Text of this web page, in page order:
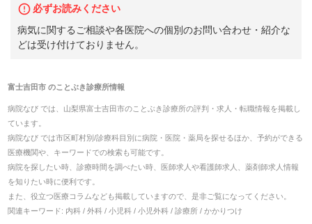
必ずお読みください
病気に関するご相談や各医院への個別のお問い合わせ・紹介な
どは受け付けておりません。
富士吉田市のことぶき診療所情報
病院なび では、 山梨県富士吉田市のことぶき診療所の評判・求人・転職情報を掲載し
ています。
病院なび では市区町村別/診療科目別に病院・医院・薬局を探せるほか、予約ができる
医療機関や、キーワードでの検索も可能です。
病院を探したい時、診療時間を調べたい時、医師求人や看護師求人、薬剤師求人情報
を知りたい時に便利です。
また、役立つ医療コラムなども掲載していますので、是非ご覧になってください。
関連キーワード: 内科 / 外科 / 小児科 / 小児外科 / 診療所 / かかりつけ